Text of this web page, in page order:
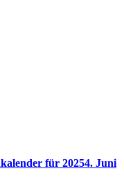
für 20254. Juni